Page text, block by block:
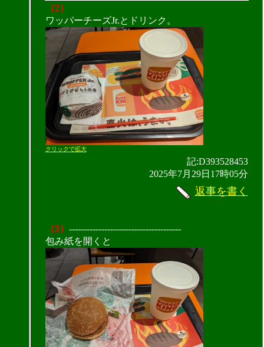
（2）
ワッパーチーズJr.とドリンク。
クリックで拡大
記:D393528453
2025年7月29日17時05分
返事を書く
（3） --------------------------------------
包み紙を開くと